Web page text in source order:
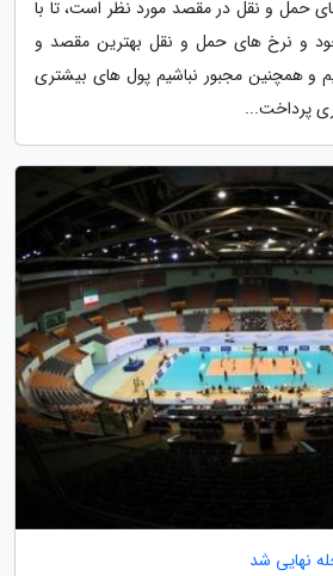
حمل و نقل در مقصد مورد نظر است، تا با
و نرخ های حمل و نقل بهترین مقصد و
و همچنین مجبور نباشیم پول های بیشتری
پرداخت...
نهایی شد